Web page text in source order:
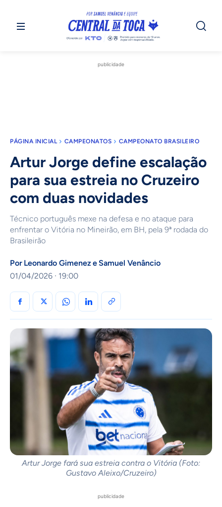
publicidade
PÁGINA INICIAL CAMPEONATOS CAMPEONATO BRASILEIRO
Artur Jorge define escalação
para sua estreia no Cruzeiro
com duas novidades
Técnico português mexe na defesa e no ataque para
enfrentar o Vitória no Mineirão, em BH, pela 9ª rodada do
Brasileirão
Por Leonardo Gimeneze Samuel Venâncio
01/04/2026 · 19:00
Artur Jorge fará sua estreia contra o Vitória (Foto:
Gustavo Aleixo/Cruzeiro)
publicidade